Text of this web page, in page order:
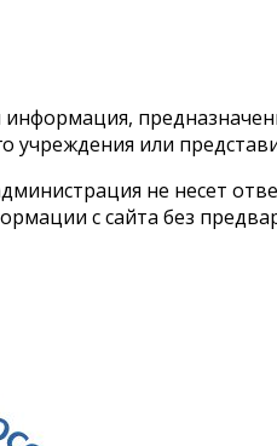
учреждения или
не несет
с сайта без